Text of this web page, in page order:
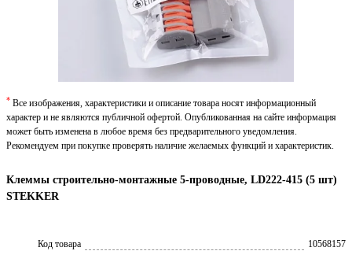
Клеммы строительно-монтажные 5-проводные, LD222-415 (5 шт)
STEKKER
Код товара
10568157
* Все изображения, характеристики и описание товара носят информационный
характер и не являются публичной офертой. Опубликованная на сайте информация
может быть изменена в любое время без предварительного уведомления.
Рекомендуем при покупке проверять наличие желаемых функций и характеристик.